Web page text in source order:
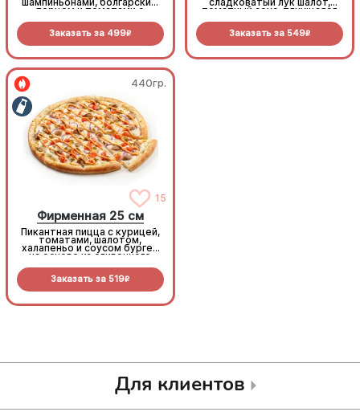
перцем и томатами с
Заказать за 499R
томатный соус, тянущаяся
прянный соус барбекю.
Заказать за 549R
440гр.
15
Фирменная 25 см
Пикантная пицца с курицей,
томатами, шалотом,
халапеньо и соусом бургер
на основе из сливочного
Заказать за 519R
Для клиентов